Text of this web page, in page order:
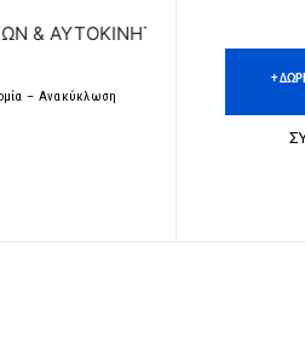
| ΔΩΡΕΑΝ
– Ανακύκλωση
+